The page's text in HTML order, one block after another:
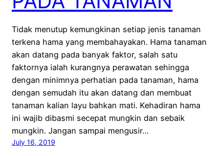
Tidak menutup kemungkinan setiap jenis tanaman
terkena hama yang membahayakan. Hama tanaman
akan datang pada banyak faktor, salah satu
faktornya ialah kurangnya perawatan sehingga
dengan minimnya perhatian pada tanaman, hama
dengan semudah itu akan datang dan membuat
tanaman kalian layu bahkan mati. Kehadiran hama
ini wajib dibasmi secepat mungkin dan sebaik
mungkin. Jangan sampai mengusir…
July 16, 2019